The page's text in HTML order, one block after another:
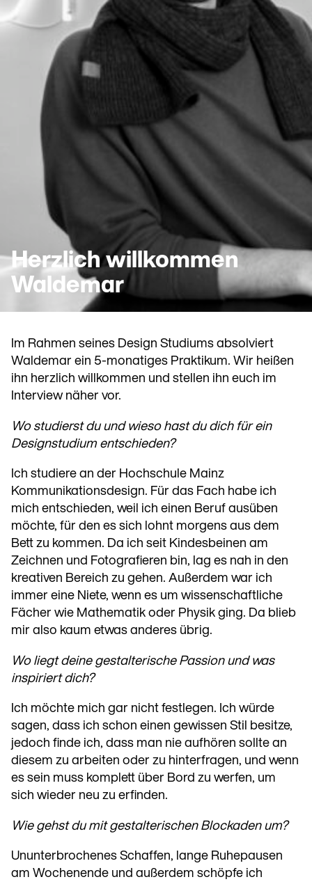
Herzlich willkommen
Waldemar
Im Rahmen seines Design Studiums absolviert
Waldemar ein 5-monatiges Praktikum. Wir heißen
ihn herzlich willkommen und stellen ihn euch im
Interview näher vor.
Wo studierst du und wieso hast du dich für ein
Designstudium entschieden?
Ich studiere an der Hochschule Mainz
Kommunikationsdesign. Für das Fach habe ich
mich entschieden, weil ich einen Beruf ausüben
möchte, für den es sich lohnt morgens aus dem
Bett zu kommen. Da ich seit Kindesbeinen am
Zeichnen und Fotografieren bin, lag es nah in den
kreativen Bereich zu gehen. Außerdem war ich
immer eine Niete, wenn es um wissenschaftliche
Fächer wie Mathematik oder Physik ging. Da blieb
mir also kaum etwas anderes übrig.
Wo liegt deine gestalterische Passion und was
inspiriert dich?
Ich möchte mich gar nicht festlegen. Ich würde
sagen, dass ich schon einen gewissen Stil besitze,
jedoch finde ich, dass man nie aufhören sollte an
diesem zu arbeiten oder zu hinterfragen, und wenn
es sein muss komplett über Bord zu werfen, um
sich wieder neu zu erfinden.
Wie gehst du mit gestalterischen Blockaden um?
Ununterbrochenes Schaffen, lange Ruhepausen
am Wochenende und außerdem schöpfe ich